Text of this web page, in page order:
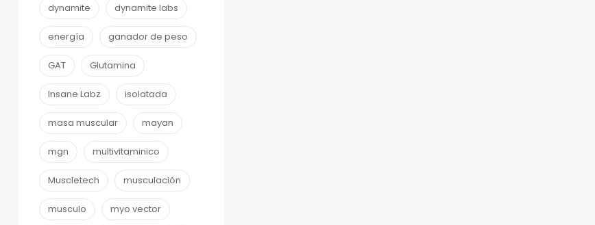
dynamite dynamite labs
energía ganador de peso
GAT Glutamina
Insane Labz isolatada
masa muscular mayan
mgn multivitaminico
Muscletech musculación
musculo myo vector